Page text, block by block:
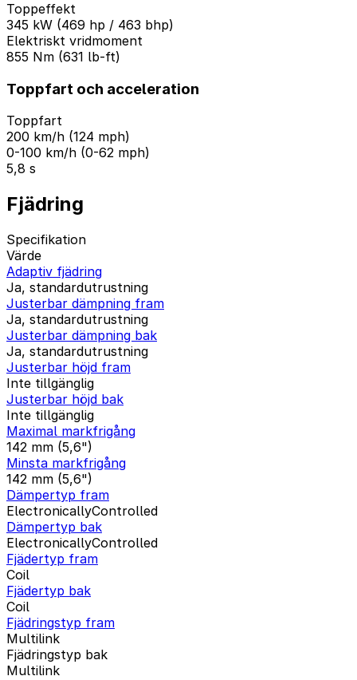
Toppeffekt
345 kW (469 hp / 463 bhp)
Elektriskt vridmoment
855 Nm (631 lb-ft)
Toppfart och acceleration
Toppfart
200 km/h (124 mph)
0-100 km/h (0-62 mph)
5,8 s
Fjädring
Specifikation
Värde
Adaptiv fjädring
Ja, standardutrustning
Justerbar dämpning fram
Ja, standardutrustning
Justerbar dämpning bak
Ja, standardutrustning
Justerbar höjd fram
Inte tillgänglig
Justerbar höjd bak
Inte tillgänglig
Maximal markfrigång
142 mm (5,6")
Minsta markfrigång
142 mm (5,6")
Dämpertyp fram
ElectronicallyControlled
Dämpertyp bak
ElectronicallyControlled
Fjädertyp fram
Coil
Fjädertyp bak
Coil
Fjädringstyp fram
Multilink
Fjädringstyp bak
Multilink